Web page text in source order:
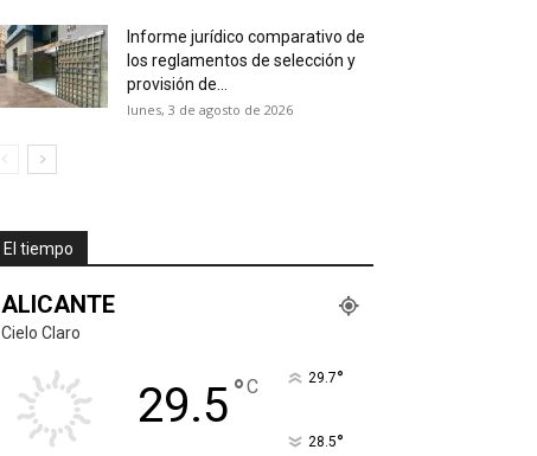
Informe jurídico comparativo de
los reglamentos de selección y
provisión de...
lunes, 3 de agosto de 2026
El tiempo
ALICANTE
Cielo Claro
29.5°C 29.7°
28.5°